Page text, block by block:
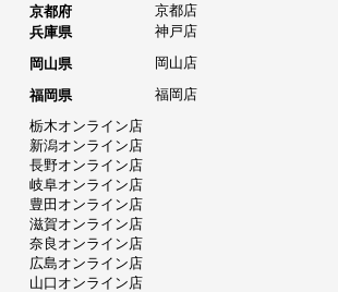
京都府
京都店
兵庫県
神戸店
岡山県
岡山店
福岡県
福岡店
栃木オンライン店
新潟オンライン店
長野オンライン店
岐阜オンライン店
豊田オンライン店
滋賀オンライン店
奈良オンライン店
広島オンライン店
山口オンライン店